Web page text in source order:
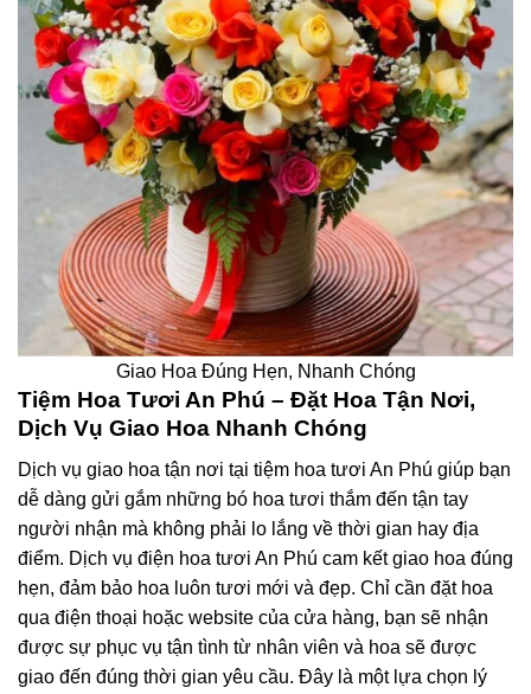
Giao Hoa Đúng Hẹn, Nhanh Chóng
Tiệm Hoa Tươi An Phú – Đặt Hoa Tận Nơi,
Dịch Vụ Giao Hoa Nhanh Chóng
Dịch vụ giao hoa tận nơi tại tiệm hoa tươi An Phú giúp bạn
dễ dàng gửi gắm những bó hoa tươi thắm đến tận tay
người nhận mà không phải lo lắng về thời gian hay địa
điểm. Dịch vụ điện hoa tươi An Phú cam kết giao hoa đúng
hẹn, đảm bảo hoa luôn tươi mới và đẹp. Chỉ cần đặt hoa
qua điện thoại hoặc website của cửa hàng, bạn sẽ nhận
được sự phục vụ tận tình từ nhân viên và hoa sẽ được
giao đến đúng thời gian yêu cầu. Đây là một lựa chọn lý